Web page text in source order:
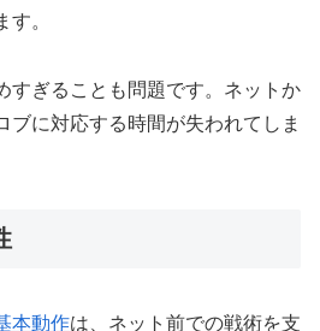
。
すぎることも問題です。ネットか
ブに対応する時間が失われてしま
本動作は、ネット前での戦術を支